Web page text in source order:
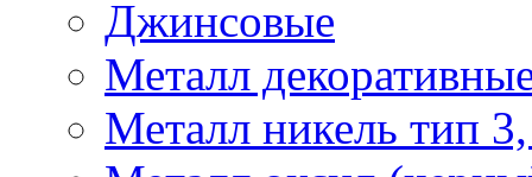
Джинсовые
Металл
Металл никель тип